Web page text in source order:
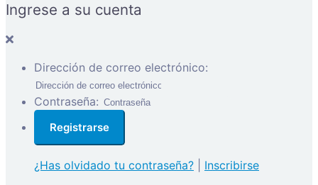
Ingrese a su cuenta
Dirección de correo electrónico:
Contraseña:
¿Has olvidado tu contraseña?
Inscribirse